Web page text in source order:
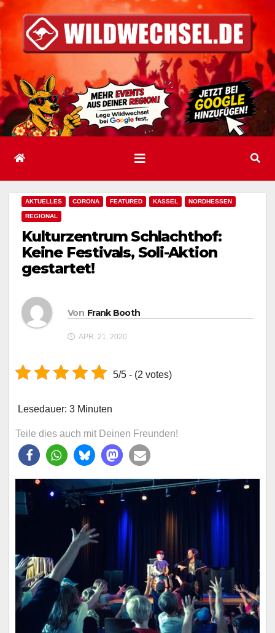
Inhalt
springen
AKTUELLES CORONA FEATURED KASSEL NORDHESSEN
REGIONAL
Kulturzentrum Schlachthof:
Keine Festivals, Soli-Aktion
gestartet!
Von Frank Booth
APR. 21, 2020
5/5 - (2 votes)
Lesedauer: 3 Minuten
Teile dies auch mit Deinen Freunden!